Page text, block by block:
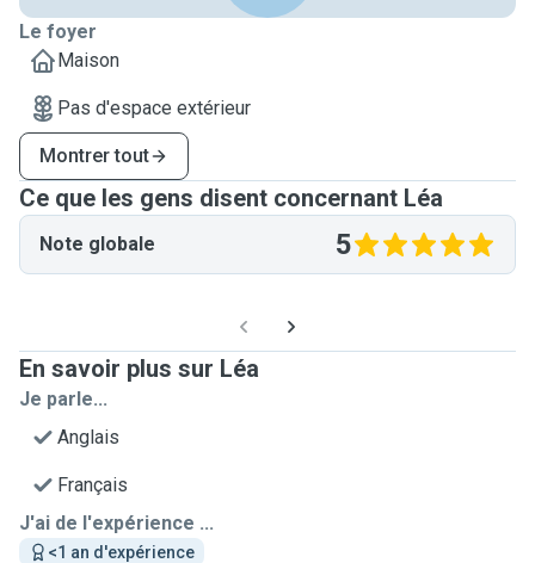
Le foyer
Maison
Pas d'espace extérieur
Montrer tout
Ce que les gens disent concernant Léa
Note globale 5
En savoir plus sur Léa
Je parle...
Anglais
Français
J'ai de l'expérience ...
<1 an d'expérience